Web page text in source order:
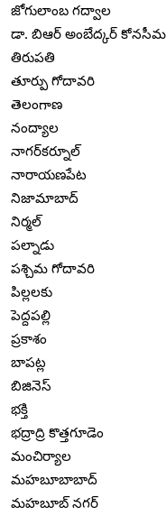
జోగులాంబ గద్వాల
డా. బిఆర్ అంబేద్కర్ కోనసీమ
తిరుపతి
తూర్పు గోదావరి
తెలంగాణ
నంద్యాల
నాగర్‌కర్నూల్
నారాయణపేట
నిజామాబాద్
నిర్మల్
పల్నాడు
పశ్చిమ గోదావరి
పిల్లలకు
పెద్దపల్లి
ప్రకాశం
బాపట్ల
బిజినెస్
భక్తి
భద్రాద్రి కొత్తగూడెం
మంచిర్యాల
మహబూబాబాద్
మహబూబ్ నగర్